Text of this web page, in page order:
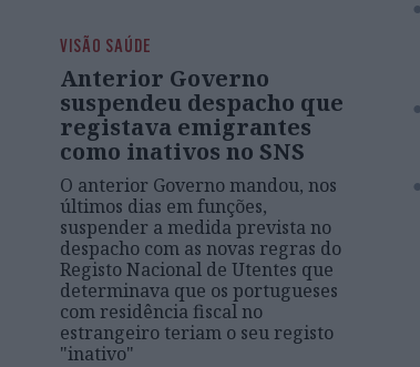
VISÃO SAÚDE
Anterior Governo
suspendeu despacho que
registava emigrantes
como inativos no SNS
O anterior Governo mandou, nos
últimos dias em funções,
suspender a medida prevista no
despacho com as novas regras do
Registo Nacional de Utentes que
determinava que os portugueses
com residência fiscal no
estrangeiro teriam o seu registo
"inativo"